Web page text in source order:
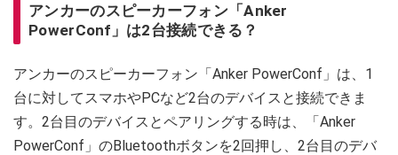
アンカーのスピーカーフォン「Anker
PowerConf」は2台接続できる？
アンカーのスピーカーフォン「Anker PowerConf」は、1
台に対してスマホやPCなど2台のデバイスと接続できま
す。2台目のデバイスとペアリングする時は、「Anker
PowerConf」のBluetoothボタンを2回押し、2台目のデバ